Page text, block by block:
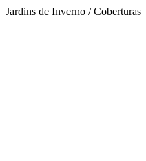
Jardins de Inverno / Coberturas